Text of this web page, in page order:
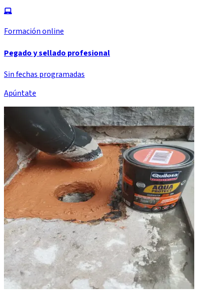
Formación online
Pegado y sellado profesional
Sin fechas programadas
Apúntate